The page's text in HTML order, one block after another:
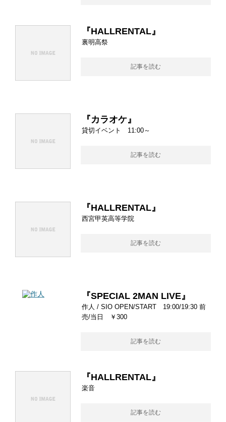
『HALLRENTAL』
裏明高祭
記事を読む
『カラオケ』
貸切イベント 11:00～
記事を読む
『HALLRENTAL』
西宮甲英高等学院
記事を読む
『SPECIAL 2MAN LIVE』
作人 / SIO OPEN/START 19:00/19:30 前
売/当日 ￥300
記事を読む
『HALLRENTAL』
楽音
記事を読む